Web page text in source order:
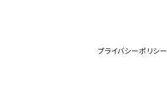
プライバシーポリシー